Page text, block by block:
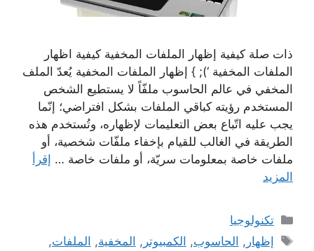
ذات صلة كيفية إظهار الملفات المخفية كيفية اظهار
الملفات المخفية ‘); } إظهار الملفات المخفية يُعدّ الملف
المخفي في عالم الحاسوب ملفّاً لا يستطيع الشخص
المستخدم رؤيته كباقي الملفات بشكل افتراضي؛ إنّما
يجب عليه اتّباع بعض التعليمات لإظهاره، وتُستخدم هذه
الطريقة في الغالب للقيام بإخفاء ملفّات شخصية، أو
ملفات خاصة بمعلومات سريّة، أو ملفات خاصة … إقرأ
المزيد
التصنيفات
تكنولوجيا
الوسوم
إظهار , الحاسوب, الكمبيوتر , المخفية, الملفات,